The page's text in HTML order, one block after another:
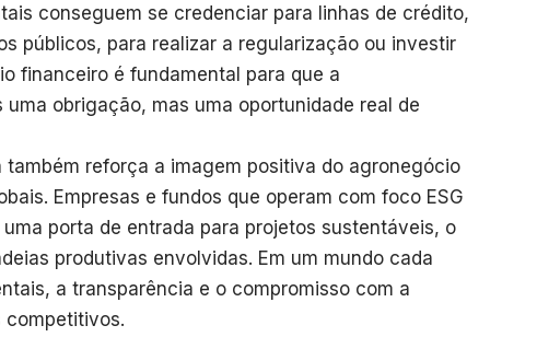
conseguem se credenciar para linhas de crédito,
públicos, para realizar a regularização ou investir
financeiro é fundamental para que a
obrigação, mas uma oportunidade real de
reforça a imagem positiva do agronegócio
Empresas e fundos que operam com foco ESG
porta de entrada para projetos sustentáveis, o
produtivas envolvidas. Em um mundo cada
a transparência e o compromisso com a
competitivos.